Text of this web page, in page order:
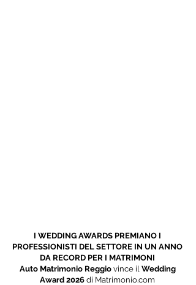
I WEDDING AWARDS PREMIANO I
PROFESSIONISTI DEL SETTORE IN UN ANNO
DA RECORD PER I MATRIMONI
Auto Matrimonio Reggiovince il Wedding
Award 2026 di Matrimonio.com